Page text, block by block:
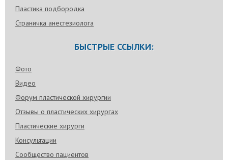
Пластика подбородка
Страничка анестезиолога
БЫСТРЫЕ ССЫЛКИ:
Фото
Видео
Форум пластической хирургии
Отзывы о пластических хирургах
Пластические хирурги
Консультации
Сообщество пациентов